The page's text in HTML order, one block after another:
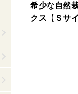
希少な自然
クス【Ｓサイ